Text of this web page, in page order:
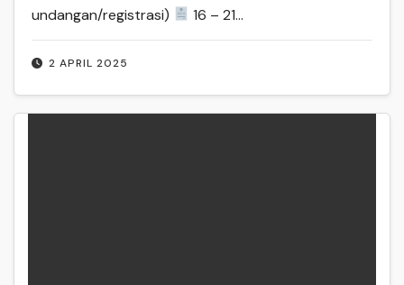
2 APRIL 2025
undangan/registrasi)
16 – 21…